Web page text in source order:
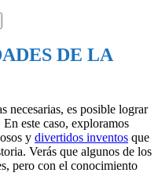
DE LA
necesarias, es posible lograr
este caso, exploramos
y divertidos inventos que
Verás que algunos de los
pero con el conocimiento